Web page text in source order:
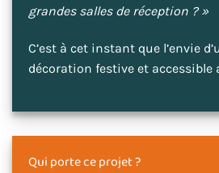
grandes salles de réception ? »
C’est à cet instant que l’envie
décoration festive et accessible
Qui porte ce projet ?